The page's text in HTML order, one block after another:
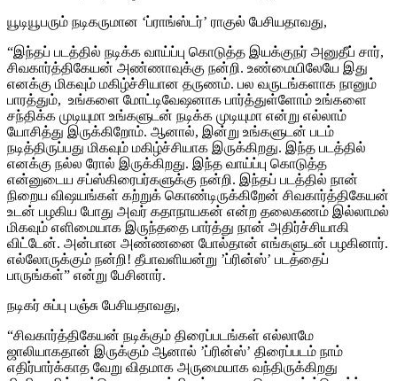
யூடியூபரும் நடிகருமான ‘ப்ராங்ஸ்டர்’ ராகுல் பேசியதாவது,
“இந்தப் படத்தில் நடிக்க வாய்ப்பு கொடுத்த இயக்குநர் அனுதீப் சார்,
சிவகார்த்திகேயன் அண்ணாவுக்கு நன்றி. உண்மையிலேயே இது
எனக்கு மிகவும் மகிழ்ச்சியான தருணம். பல வருடங்களாக நானும்
பாரத்தும், உங்களை மோட்டிவேஷனாக பார்த்துள்ளோம் உங்களை
சந்திக்க முடியுமா உங்களுடன் நடிக்க முடியுமா என்று எல்லாம்
யோசித்து இருக்கிறோம். ஆனால், இன்று உங்களுடன் படம்
நடித்திருப்பது மிகவும் மகிழ்ச்சியாக இருக்கிறது. இந்த படத்தில்
எனக்கு நல்ல ரோல் இருக்கிறது. இந்த வாய்ப்பு கொடுத்த
என்னுடைய சப்ஸ்கிரைபர்களுக்கு நன்றி. இந்தப் படத்தில் நான்
நிறைய விஷயங்கள் கற்றுக் கொண்டிருக்கிறேன் சிவகார்த்திகேயன்
உடன் பழகிய போது அவர் கதாநாயகன் என்ற தலைகணம் இல்லாமல்
மிகவும் எளிமையாக இருந்ததை பார்த்து நான் அதிர்ச்சியாகி
விட்டேன். அன்பான அண்ணனை போல்தான் எங்களுடன் பழகினார்.
எல்லோருக்கும் நன்றி! தீபாவளியன்று ’ப்ரின்ஸ்’ படத்தைப்
பாருங்கள்” என்று பேசினார்.
நடிகர் சுப்பு பஞ்சு பேசியதாவது,
“சிவகார்த்திகேயன் நடிக்கும் திரைப்படங்கள் எல்லாமே
ஜாலியாகதான் இருக்கும் ஆனால் ’ப்ரின்ஸ்’ திரைப்படம் நாம்
எதிர்பார்க்காத வேறு விதமாக அருமையாக வந்திருக்கிறது